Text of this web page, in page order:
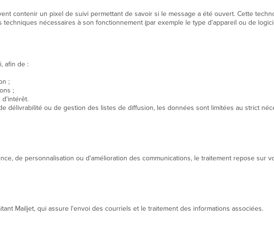
contenir un pixel de suivi permettant de savoir si le message a été ouvert. Cette
nécessaires à son fonctionnement (par exemple le type d'appareil ou de
afin de :
;
;
d'intérêt.
délivrabilité ou de gestion des listes de diffusion, les données sont limitées au strict
de personnalisation ou d'amélioration des communications, le traitement repose sur
Mailjet, qui assure l'envoi des courriels et le traitement des informations associées.